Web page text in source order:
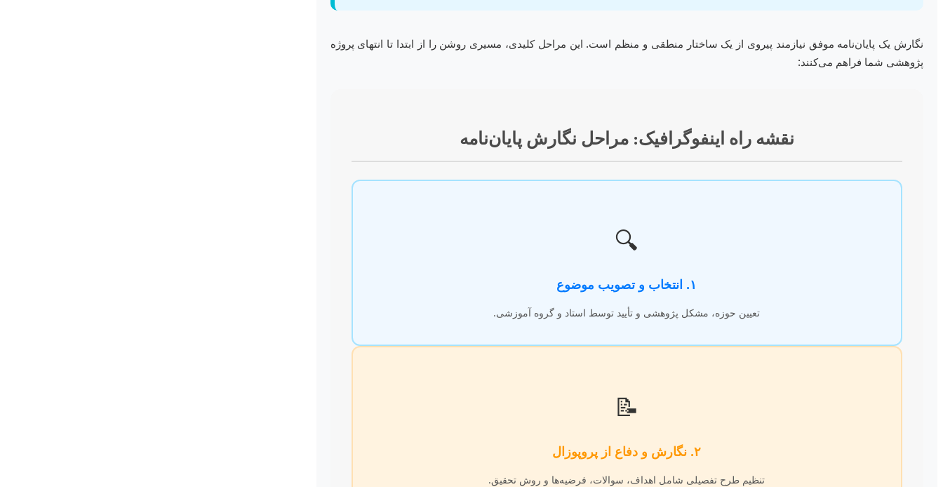
نگارش یک پایان‌نامه موفق نیازمند پیروی از یک ساختار منطقی و منظم است. این مراحل کلیدی، مسیری روشن را از ابتدا تا انتهای پروژه
پژوهشی شما فراهم می‌کنند:
نقشه راه اینفوگرافیک: مراحل نگارش پایان‌نامه
🔍
۱. انتخاب و تصویب موضوع
تعیین حوزه، مشکل پژوهشی و تأیید توسط استاد و گروه آموزشی.
📝
۲. نگارش و دفاع از پروپوزال
تنظیم طرح تفصیلی شامل اهداف، سوالات، فرضیه‌ها و روش تحقیق.